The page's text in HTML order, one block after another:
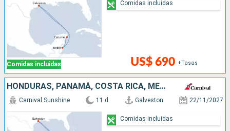
Comidas incluidas US$ 690 +Tasas
Comidas incluidas
HONDURAS, PANAMÁ, COSTA RICA, MÉXICO, ESTADOS UNIDOS
Carnival Sunshine 11 d Galveston 22/11/2027
Comidas incluidas